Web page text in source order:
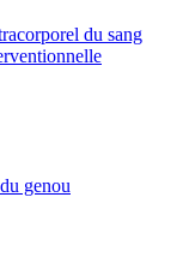
technologie
d’innovation et
du sang
genou